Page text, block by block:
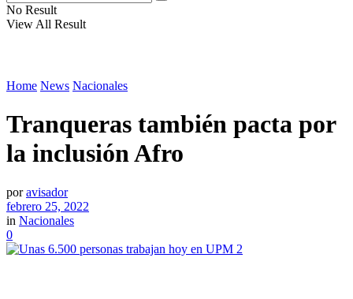
No Result
View All Result
Home News Nacionales
Tranqueras también pacta por
la inclusión Afro
por avisador
febrero 25, 2022
in Nacionales
0